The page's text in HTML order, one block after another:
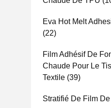
Eva Hot Melt
(22)
Film Adhésif De
Chaude Pour Le
Textile (39)
Stratifié De Film